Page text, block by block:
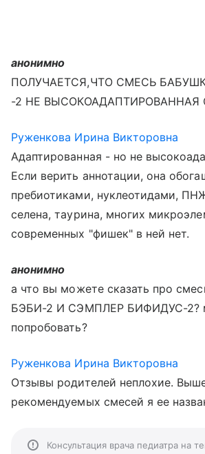
анонимно
ПОЛУЧАЕТСЯ,ЧТО СМЕСЬ
-2 НЕ ВЫСОКОАДАПТИРОВАННАЯ
Руженкова Ирина Викторовна
Адаптированная - но не
Если верить аннотации, она
пребиотиками, нуклеотидами,
селена, таурина, многих
современных "фишек" в ней нет.
анонимно
а что вы можете сказать про
БЭБИ-2 И СЭМПЛЕР БИФИДУС-2?
попробовать?
Руженкова Ирина Викторовна
Отзывы родителей неплохие.
рекомендуемых смесей я ее
Консультация врача педиатра на